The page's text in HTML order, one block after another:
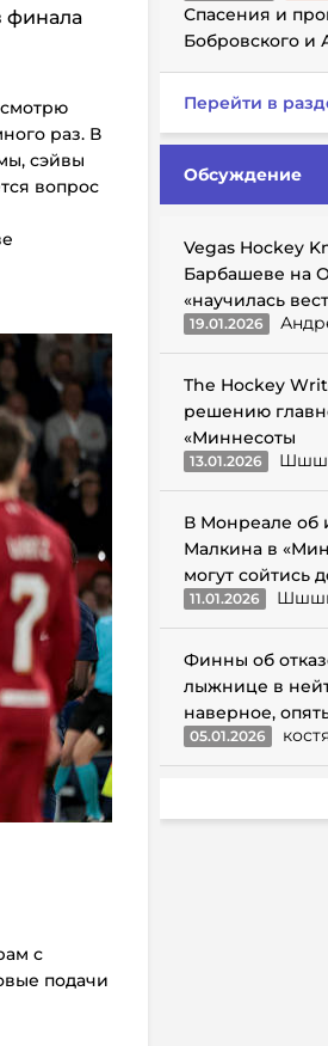
финала
смотрю
раз. В
сэйвы
вопрос
с
подачи
Спасения и
Бобровского и
Перейти в
Обсуждение
Vegas Hockey
Барбашеве на
«научилась
19.01.2026
The Hockey
решению
«Миннесоты
13.01.2026
В Монреале об
Малкина в
могут сойтись
11.01.2026
Финны об
лыжнице в
наверное,
05.01.2026